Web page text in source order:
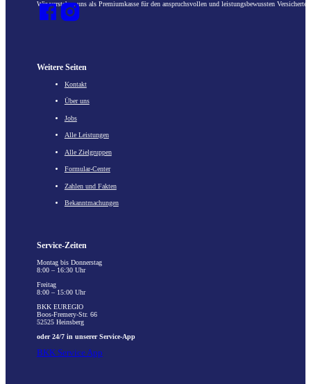
Wir verstehen uns als Premiumkasse für den anspruchsvollen und leistungsbewussten
Weitere Seiten
Kontakt
Über uns
Jobs
Alle Leistungen
Alle Zielgruppen
Formular-Center
Zahlen und Fakten
Bekanntmachungen
Service-Zeiten
Montag bis Donnerstag
8:00 – 16:30 Uhr
Freitag
8:00 – 15:00 Uhr
BKK EUREGIO
Boos-Fremery-Str. 66
52525 Heinsberg
oder 24/7 in unserer Service-App
BKK Service App